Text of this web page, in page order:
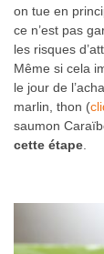
on tue en
ce n’est pas
les risques
Même si cela
le jour de
marlin, thon (
saumon
cette étape